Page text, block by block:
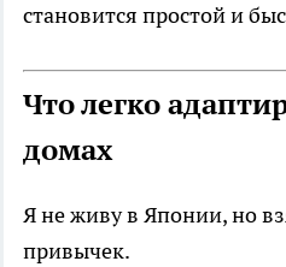
становится простой и
Что легко
домах
Я не живу в Японии, но
привычек.